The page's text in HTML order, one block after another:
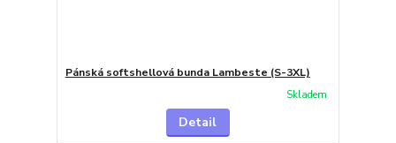
Pánská softshellová bunda Lambeste (S-3XL)
Skladem
Detail